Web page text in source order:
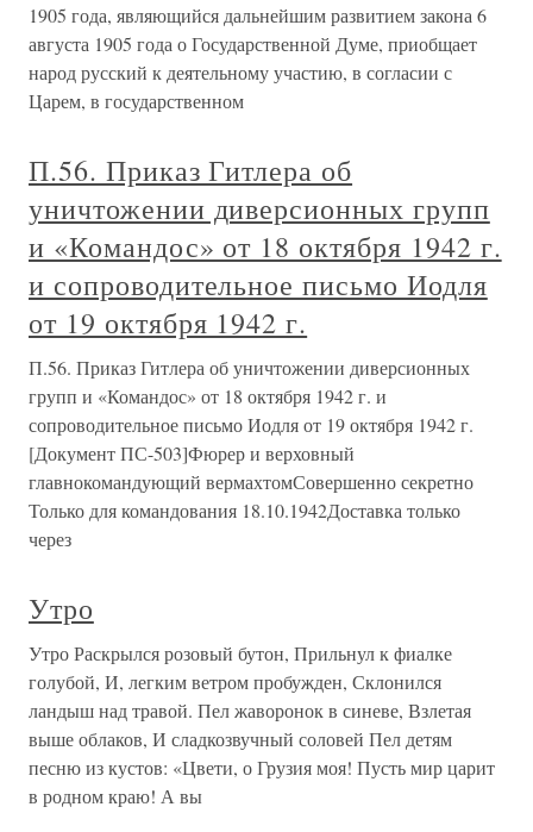
1905 года, являющийся дальнейшим развитием закона 6
августа 1905 года о Государственной Думе, приобщает
народ русский к деятельному участию, в согласии с
Царем, в государственном
П.56. Приказ Гитлера об
уничтожении диверсионных групп
и «Командос» от 18 октября 1942 г.
и сопроводительное письмо Иодля
от 19 октября 1942 г.
П.56. Приказ Гитлера об уничтожении диверсионных
групп и «Командос» от 18 октября 1942 г. и
сопроводительное письмо Иодля от 19 октября 1942 г.
[Документ ПС-503]Фюрер и верховный
главнокомандующий вермахтомСовершенно секретно
Только для командования 18.10.1942Доставка только
через
Утро
Утро Раскрылся розовый бутон, Прильнул к фиалке
голубой, И, легким ветром пробужден, Склонился
ландыш над травой. Пел жаворонок в синеве, Взлетая
выше облаков, И сладкозвучный соловей Пел детям
песню из кустов: «Цвети, о Грузия моя! Пусть мир царит
в родном краю! А вы